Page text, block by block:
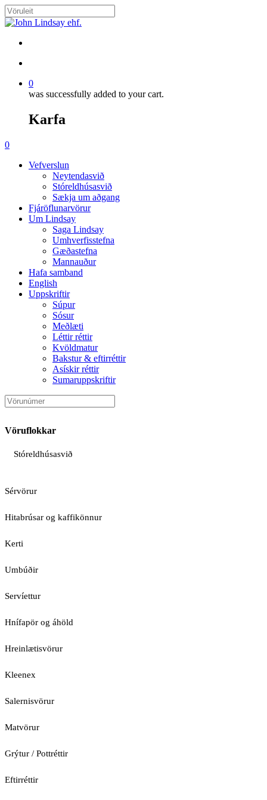
Skip
to
content
Close
0
was successfully added to your cart.
Karfa
Menu
search
account
0
Vefverslun
Neytendasvið
Stóreldhúsasvið
Sækja um aðgang
Fjáröflunarvörur
Um Lindsay
Saga Lindsay
Umhverfisstefna
Gæðastefna
Mannauður
Hafa samband
English
Uppskriftir
Súpur
Sósur
Meðlæti
Léttir réttir
Kvöldmatur
Bakstur & eftirréttir
Asískir réttir
Sumaruppskriftir
Vöruflokkar
Stóreldhúsasvið
Sérvörur
Hitabrúsar og kaffikönnur
Kerti
Umbúðir
Servíettur
Hnífapör og áhöld
Hreinlætisvörur
Kleenex
Salernisvörur
Matvörur
Grýtur / Pottréttir
Eftirréttir